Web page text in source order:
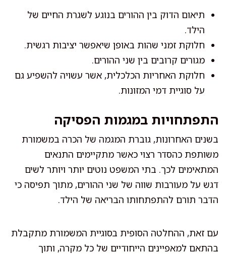
תיאום הדוק בין ההורים בנוגע לשגרת החיים של
הילד.
חלוקת זמני שהות באופן שיאפשר יציבות רגשית.
מגורים קרובים בין שני ההורים.
חלוקת האחריות הכלכלית, אשר עשויה להשפיע גם
על סוגיית דמי המזונות.
התפתחויות במגמות הפסיקה
בשנים האחרונות, גוברת המגמה של הכרה במשמורת
משותפת כהסדר רצוי כאשר מתקיימים התנאים
המתאימים לכך. בתי המשפט נוטים יותר ויותר לשים
דגש על מעורבות שווה של שני ההורים, מתוך תפיסה כי
הדבר תורם להתפתחותו הבריאה של הילד.
עם זאת, ההחלטה הסופית בסוגיית המשמורת מתקבלת
בהתאם למאפיינים הייחודיים של כל מקרה, ותוך